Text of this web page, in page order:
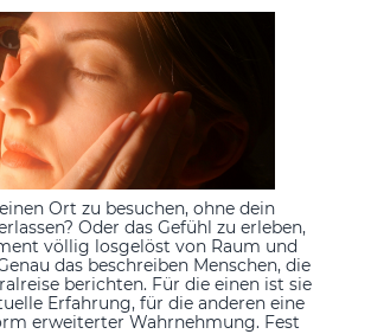
Ort zu besuchen, ohne dein
Oder das Gefühl zu erleben,
völlig losgelöst von Raum und
das beschreiben Menschen, die
berichten. Für die einen ist sie
Erfahrung, für die anderen eine
erweiterter Wahrnehmung. Fest